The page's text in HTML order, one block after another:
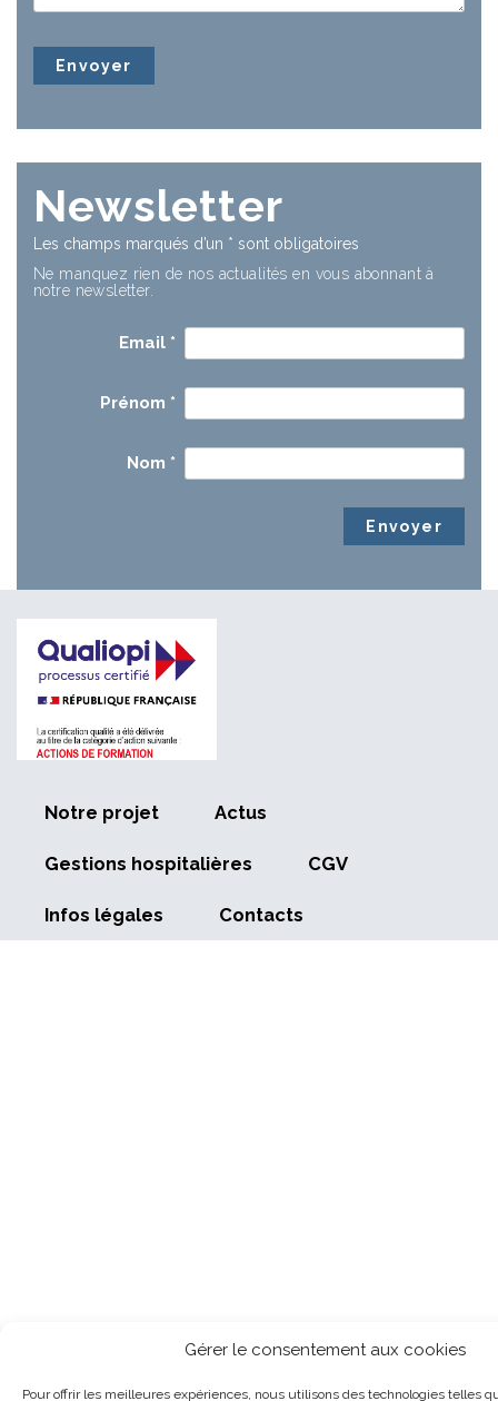
Gérer le consentement aux cookies
Pour offrir les meilleures expériences, nous utilisons des technologies telles
Newsletter
Les champs marqués d’un * sont obligatoires
Ne manquez rien de nos actualités en vous abonnant à
notre newsletter.
Email *
Prénom *
Nom *
Notre projet Actus
Gestions hospitalières CGV
Infos légales Contacts